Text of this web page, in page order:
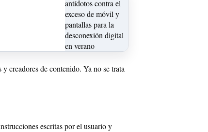
creadores de contenido. Ya no se trata
escritas por el usuario y